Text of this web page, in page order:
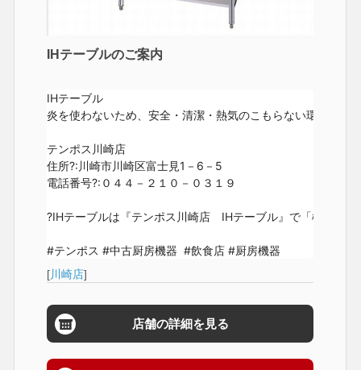
IHテーブルのご案内
IHテーブル
炎を使わないため、安全・清潔・熱気のこもらない環境の良
テンポス川崎店
住所?:川崎市川崎区富士見1－6－5
電話番号?:０４４－２１０－０３１９
?IHテーブルは『テンポス川崎店　IHテーブル』で「検索?」
#テンポス #中古厨房機器  #飲食店 #厨房機器
[川崎店]
店舗の詳細を見る